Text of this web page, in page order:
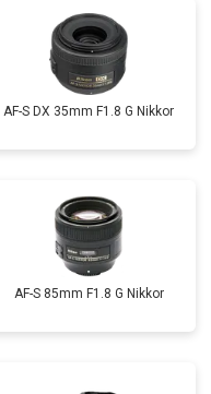
AF-S DX 35mm F1.8 G Nikkor
AF-S 85mm F1.8 G Nikkor